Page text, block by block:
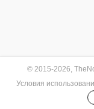
© 2015-2026,
Условия